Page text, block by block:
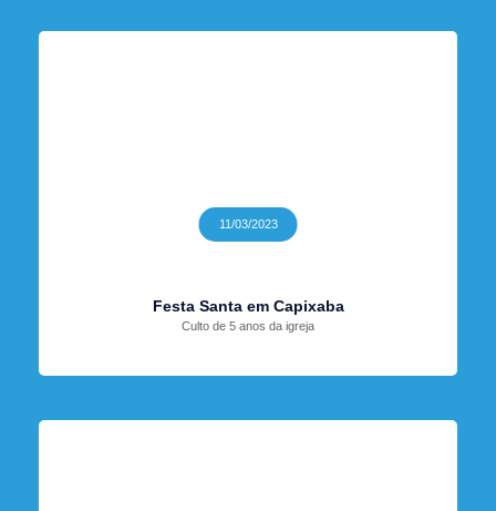
11/03/2023
Festa Santa em Capixaba
Culto de 5 anos da igreja